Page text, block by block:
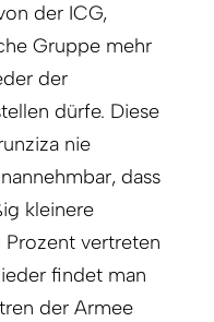
der ICG,
Gruppe mehr
der
dürfe. Diese
nie
dass
kleinere
vertreten
findet man
der Armee